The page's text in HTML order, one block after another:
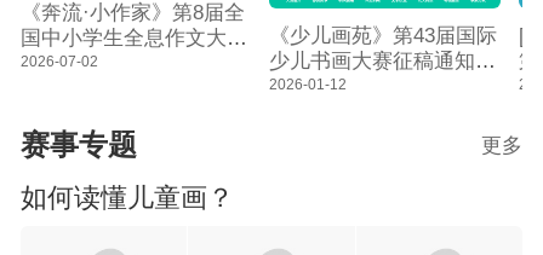
《奔流·小作家》第8届全
国中小学生全息作文大赛
征稿通知暨奔流数字文学
2026-07-02
《少儿画苑》第43届国际
少儿书画大赛征稿通知
暨“一带一路”世界儿童画
2026-01-12
[
赛事专题 更多
如何读懂儿童画？